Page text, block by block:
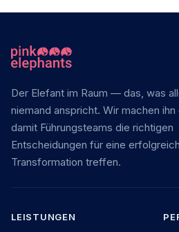
Der Elefant im Raum — das, was
niemand anspricht. Wir machen
damit Führungsteams die richtigen
Entscheidungen für eine
Transformation treffen.
LEISTUNGEN